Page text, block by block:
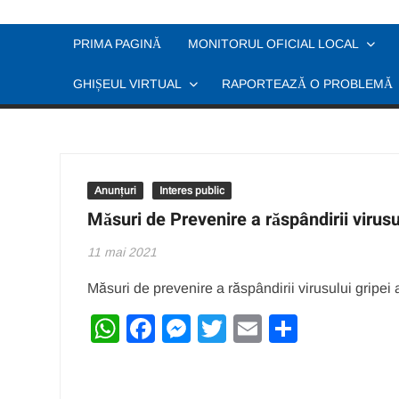
PRIMA PAGINĂ MONITORUL OFICIAL LOCAL
GHIȘEUL VIRTUAL RAPORTEAZĂ O PROBLEMĂ
Anunțuri Interes public
Măsuri de Prevenire a răspândirii
11 mai 2021
Măsuri de prevenire a răspândirii virusului gripei
W
F
M
T
E